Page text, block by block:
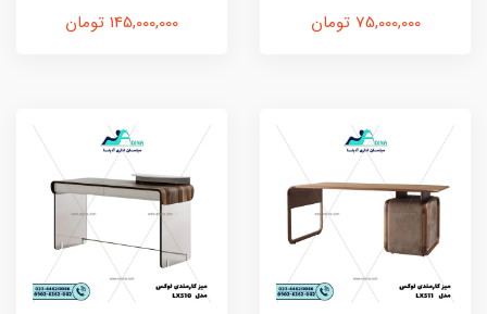
75,000,000 تومان 145,000,000 تومان